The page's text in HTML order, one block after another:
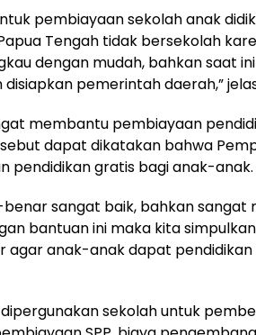
pembiayaan sekolah anak
Tengah tidak bersekolah
dengan mudah, bahkan saat ini
pemerintah daerah,”
membantu pembiayaan
dapat dikatakan bahwa
pendidikan gratis bagi anak-anak.
sangat baik, bahkan sangat
bantuan ini maka kita
anak-anak dapat pendidikan
sekolah untuk